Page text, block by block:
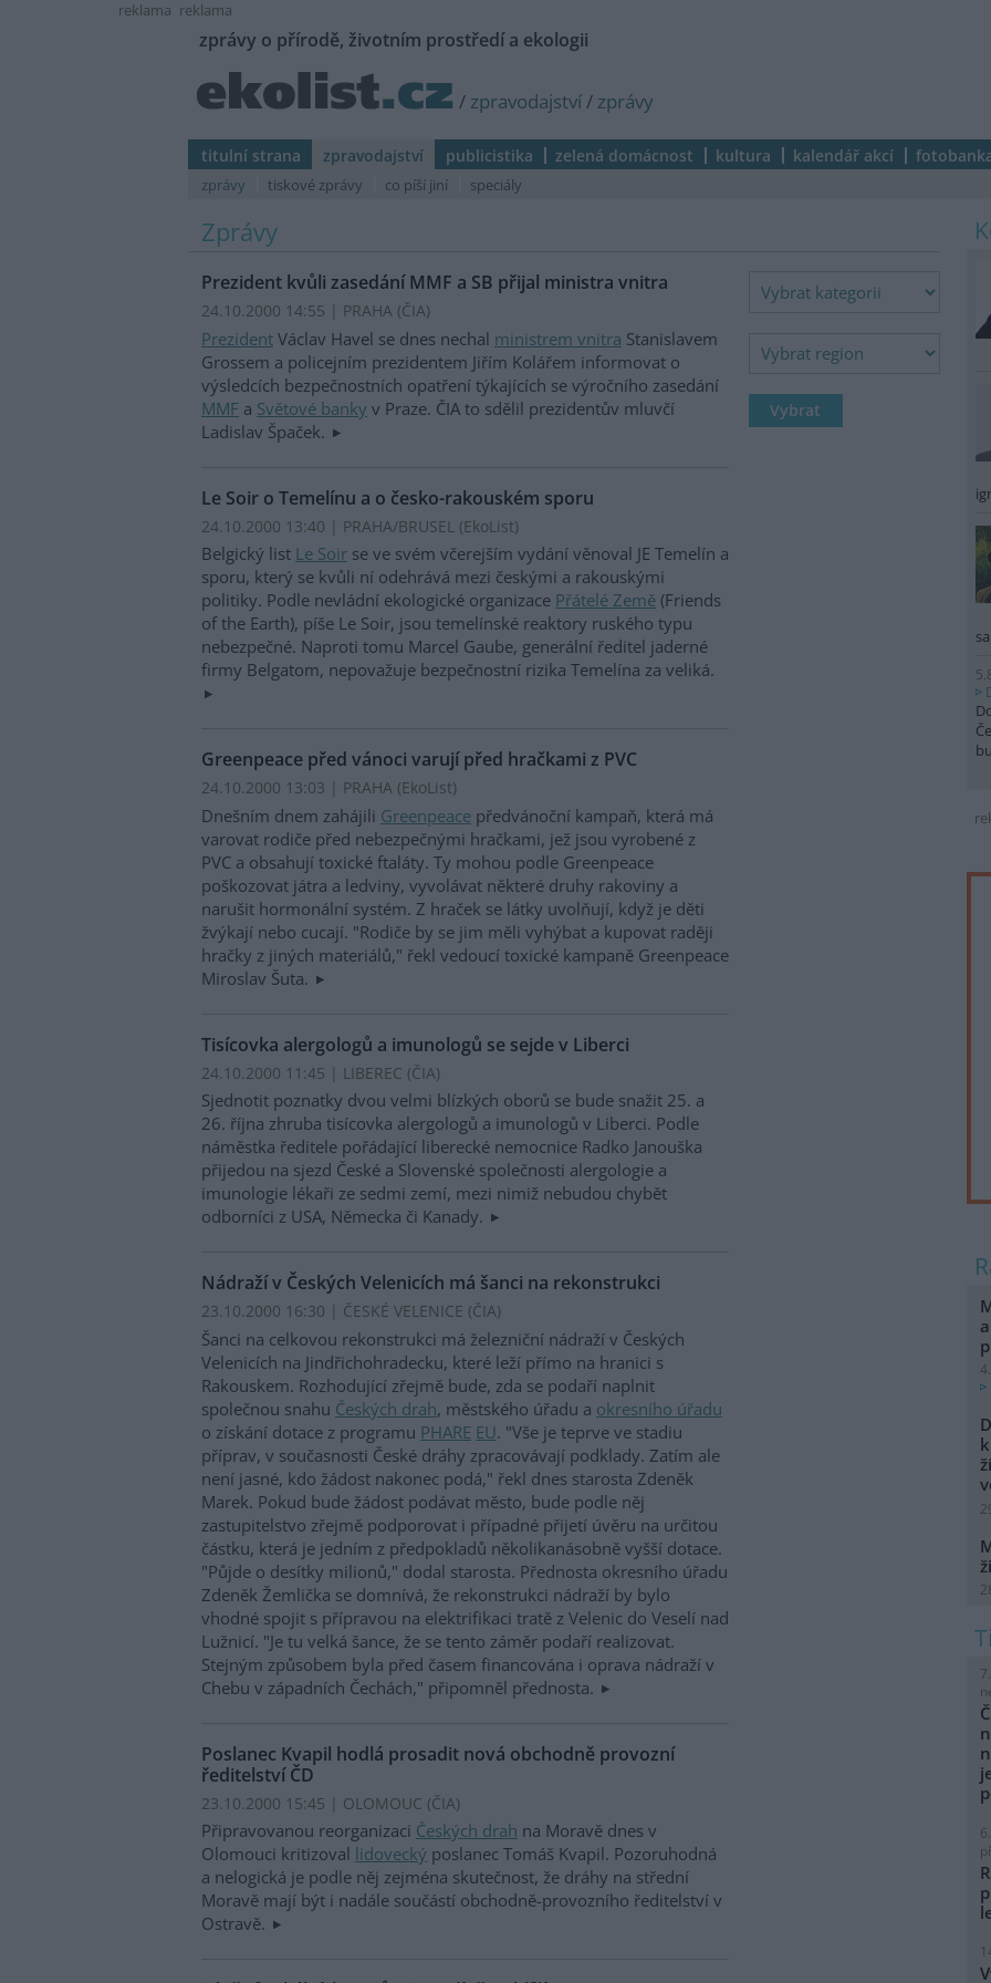
reklama reklama
zprávy o přírodě, životním prostředí a ekologii
/ zpravodajství/ zprávy
titulní strana zpravodajství publicistika zelená domácnost kultura kalendář akcí
zprávy tiskové zprávy co píší jiní speciály
Zprávy
Prezident kvůli zasedání MMF a SB přijal ministra vnitra
24.10.2000 14:55 | PRAHA (ČIA)
Prezident Václav Havel se dnes nechal ministrem vnitra Stanislavem
Grossem a policejním prezidentem Jiřím Kolářem informovat o
výsledcích bezpečnostních opatření týkajících se výročního zasedání
MMF a Světové banky v Praze. ČIA to sdělil prezidentův mluvčí
Ladislav Špaček.
Le Soir o Temelínu a o česko-rakouském sporu
24.10.2000 13:40 | PRAHA/BRUSEL (EkoList)
Belgický list Le Soir se ve svém včerejším vydání věnoval JE Temelín a
sporu, který se kvůli ní odehrává mezi českými a rakouskými
politiky. Podle nevládní ekologické organizace Přátelé Země (Friends
of the Earth), píše Le Soir, jsou temelínské reaktory ruského typu
nebezpečné. Naproti tomu Marcel Gaube, generální ředitel jaderné
firmy Belgatom, nepovažuje bezpečnostní rizika Temelína za veliká.
Greenpeace před vánoci varují před hračkami z PVC
24.10.2000 13:03 | PRAHA (EkoList)
Dnešním dnem zahájili Greenpeace předvánoční kampaň, která má
varovat rodiče před nebezpečnými hračkami, jež jsou vyrobené z
PVC a obsahují toxické ftaláty. Ty mohou podle Greenpeace
poškozovat játra a ledviny, vyvolávat některé druhy rakoviny a
narušit hormonální systém. Z hraček se látky uvolňují, když je děti
žvýkají nebo cucají. "Rodiče by se jim měli vyhýbat a kupovat raději
hračky z jiných materiálů," řekl vedoucí toxické kampaně Greenpeace
Miroslav Šuta.
Tisícovka alergologů a imunologů se sejde v Liberci
24.10.2000 11:45 | LIBEREC (ČIA)
Sjednotit poznatky dvou velmi blízkých oborů se bude snažit 25. a
26. října zhruba tisícovka alergologů a imunologů v Liberci. Podle
náměstka ředitele pořádající liberecké nemocnice Radko Janouška
přijedou na sjezd České a Slovenské společnosti alergologie a
imunologie lékaři ze sedmi zemí, mezi nimiž nebudou chybět
odborníci z USA, Německa či Kanady.
Nádraží v Českých Velenicích má šanci na rekonstrukci
23.10.2000 16:30 | ČESKÉ VELENICE (ČIA)
Šanci na celkovou rekonstrukci má železniční nádraží v Českých
Velenicích na Jindřichohradecku, které leží přímo na hranici s
Rakouskem. Rozhodující zřejmě bude, zda se podaří naplnit
společnou snahu Českých drah, městského úřadu a okresního úřadu
o získání dotace z programu PHARE EU. "Vše je teprve ve stadiu
příprav, v současnosti České dráhy zpracovávají podklady. Zatím ale
není jasné, kdo žádost nakonec podá," řekl dnes starosta Zdeněk
Marek. Pokud bude žádost podávat město, bude podle něj
zastupitelstvo zřejmě podporovat i případné přijetí úvěru na určitou
částku, která je jedním z předpokladů několikanásobně vyšší dotace.
"Půjde o desítky milionů," dodal starosta. Přednosta okresního úřadu
Zdeněk Žemlička se domnívá, že rekonstrukci nádraží by bylo
vhodné spojit s přípravou na elektrifikaci tratě z Velenic do Veselí nad
Lužnicí. "Je tu velká šance, že se tento záměr podaří realizovat.
Stejným způsobem byla před časem financována i oprava nádraží v
Chebu v západních Čechách," připomněl přednosta.
Poslanec Kvapil hodlá prosadit nová obchodně provozní
ředitelství ČD
23.10.2000 15:45 | OLOMOUC (ČIA)
Připravovanou reorganizaci Českých drah na Moravě dnes v
Olomouci kritizoval lidovecký poslanec Tomáš Kvapil. Pozoruhodná
a nelogická je podle něj zejména skutečnost, že dráhy na střední
Moravě mají být i nadále součástí obchodně-provozního ředitelství v
Ostravě.